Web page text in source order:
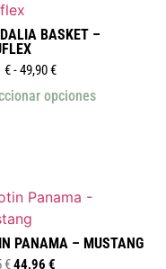
BASKET –
€-49,90€
opciones
PANAMA – MUSTANG
€44,96 €